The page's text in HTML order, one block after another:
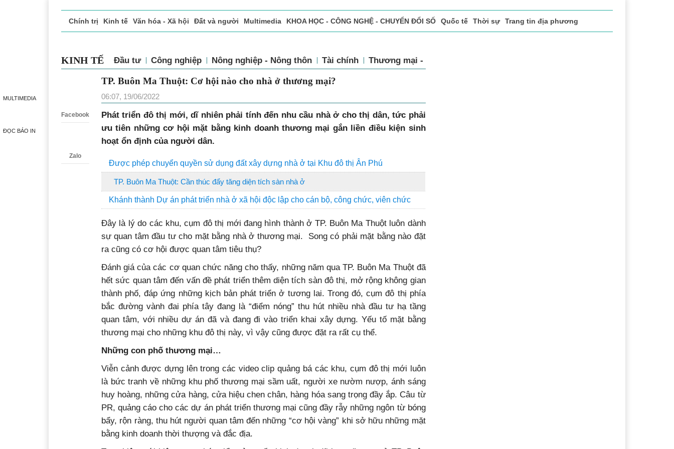
MULTIMEDIA
ĐỌC BÁO IN
Chính trị Kinh tế Văn hóa - Xã hội Đất và người Multimedia KHOA HỌC - CÔNG NGHỆ - CHUYỂN ĐỔI SỐ Quốc tế Thời sự Trang tin địa phương
KINH TẾ Đầu tư Công nghiệp Nông nghiệp - Nông thôn Tài chính Thương mại - Dịch vụ
Facebook
Zalo
TP. Buôn Ma Thuột: Cơ hội nào cho nhà ở thương mại?
06:07, 19/06/2022
Phát triển đô thị mới, dĩ nhiên phải tính đến nhu cầu nhà ở cho thị dân, tức phải
ưu tiên những cơ hội mặt bằng kinh doanh thương mại gắn liền điều kiện sinh
hoạt ổn định của người dân.
Được phép chuyển quyền sử dụng đất xây dựng nhà ở tại Khu đô thị Ân Phú
TP. Buôn Ma Thuột: Cần thúc đẩy tăng diện tích sàn nhà ở
Khánh thành Dự án phát triển nhà ở xã hội độc lập cho cán bộ, công chức, viên chức
Đây là lý do các khu, cụm đô thị mới đang hình thành ở TP. Buôn Ma Thuột luôn dành
sự quan tâm đầu tư cho mặt bằng nhà ở thương mại. Song có phải mặt bằng nào đặt
ra cũng có cơ hội được quan tâm tiêu thụ?
Đánh giá của các cơ quan chức năng cho thấy, những năm qua TP. Buôn Ma Thuột đã
hết sức quan tâm đến vấn đề phát triển thêm diện tích sàn đô thị, mở rộng không gian
thành phố, đáp ứng những kịch bản phát triển ở tương lai. Trong đó, cụm đô thị phía
bắc đường vành đai phía tây đang là “điểm nóng” thu hút nhiều nhà đầu tư hạ tầng
quan tâm, với nhiều dự án đã và đang đi vào triển khai xây dựng. Yếu tố mặt bằng
thương mại cho những khu đô thị này, vì vậy cũng được đặt ra rất cụ thể.
Những con phố thương mại…
Viễn cảnh được dựng lên trong các video clip quảng bá các khu, cụm đô thị mới luôn
là bức tranh về những khu phố thương mại sầm uất, người xe nườm nượp, ánh sáng
huy hoàng, những cửa hàng, cửa hiệu chen chân, hàng hóa sang trọng đầy ắp. Câu từ
PR, quảng cáo cho các dự án phát triển thương mại cũng đầy rẫy những ngôn từ bóng
bẩy, rộn ràng, thu hút người quan tâm đến những “cơ hội vàng” khi sở hữu những mặt
bằng kinh doanh thời thượng và đắc địa.